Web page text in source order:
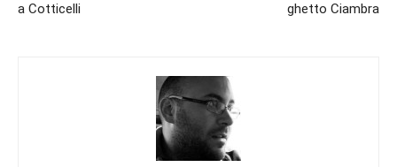
a Cotticelli
ghetto Ciambra